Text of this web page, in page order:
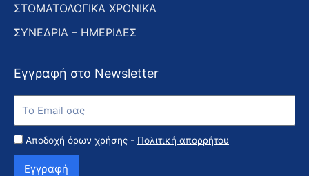
ΣΤΟΜΑΤΟΛΟΓΙΚΑ ΧΡΟΝΙΚΑ
ΣΥΝΕΔΡΙΑ – ΗΜΕΡΙΔΕΣ
Εγγραφή στο Newsletter
στο
Newsletter
Αποδοχή όρων χρήσης - Πολιτική απορρήτου
Εγγραφή